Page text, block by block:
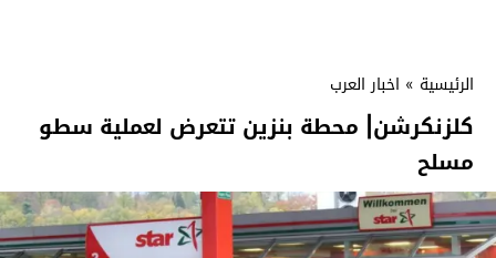
الرئيسية » اخبار العرب
كلزنكرشن| محطة بنزين تتعرض لعملية سطو
مسلح